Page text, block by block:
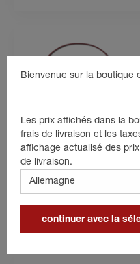
Bienvenue sur la boutique
Les prix affichés dans la
frais de livraison et les
affichage actualisé des
de livraison.
continuer avec la